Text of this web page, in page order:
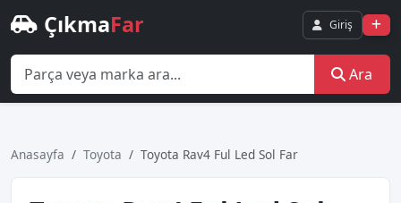
ÇıkmaFar Giriş
Ara
Anasayfa Toyota Toyota Rav4 Ful Led Sol Far